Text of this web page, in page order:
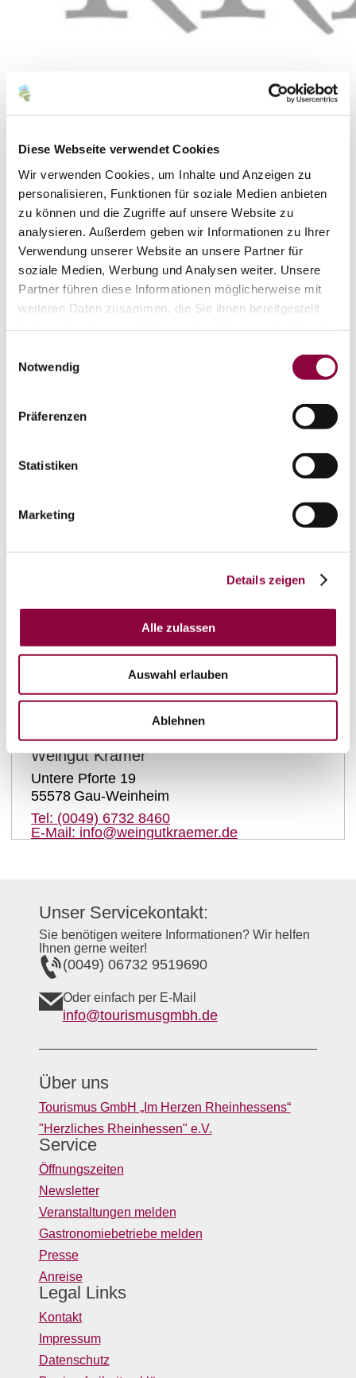
Diese Webseite verwendet Cookies
Wir verwenden Cookies, um Inhalte und Anzeigen zu
personalisieren, Funktionen für soziale Medien anbieten
zu können und die Zugriffe auf unsere Website zu
analysieren. Außerdem geben wir Informationen zu Ihrer
Verwendung unserer Website an unsere Partner für
soziale Medien, Werbung und Analysen weiter. Unsere
Partner führen diese Informationen möglicherweise mit
weiteren Daten zusammen, die Sie ihnen bereitgestellt
Notwendig
Präferenzen
Statistiken
Marketing
Details zeigen
Alle zulassen
Auswahl erlauben
Ablehnen
Weingut Krämer
auf Karte anzeigen
Kontaktinformationen:
Weingut Krämer
Untere Pforte 19
55578 Gau-Weinheim
Tel: (0049) 6732 8460
E-Mail: info@weingutkraemer.de
Unser Servicekontakt:
Sie benötigen weitere Informationen? Wir helfen
Ihnen gerne weiter!
(0049) 06732 9519690
Oder einfach per E-Mail
info@tourismusgmbh.de
Über uns
Tourismus GmbH „Im Herzen Rheinhessens“
"Herzliches Rheinhessen" e.V.
Service
Öffnungszeiten
Newsletter
Veranstaltungen melden
Gastronomiebetriebe melden
Presse
Anreise
Legal Links
Kontakt
Impressum
Datenschutz